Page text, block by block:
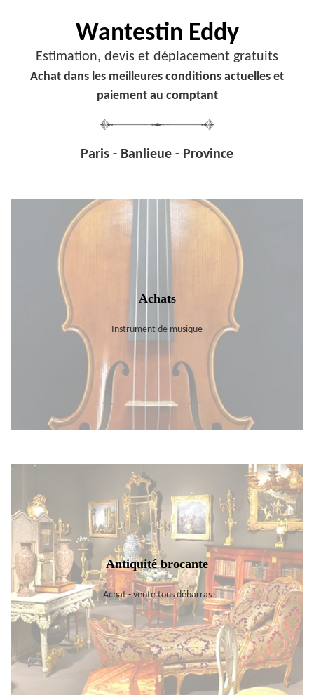
Wantestin Eddy
Estimation, devis et déplacement gratuits
Achat dans les meilleures conditions actuelles et
paiement au comptant
Paris - Banlieue - Province
Achats
Instrument de musique
Antiquité brocante
Achat - vente tous débarras